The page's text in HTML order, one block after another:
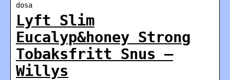
dosa
Lyft Slim
Eucalyp&honey Strong
Tobaksfritt Snus –
Willys